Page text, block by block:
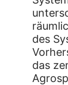
des
das